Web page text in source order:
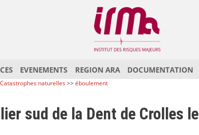
EVENEMENTS REGION ARA DOCUMENTATION
Catastrophes naturelles>>éboulement
sud de la Dent de Crolles le